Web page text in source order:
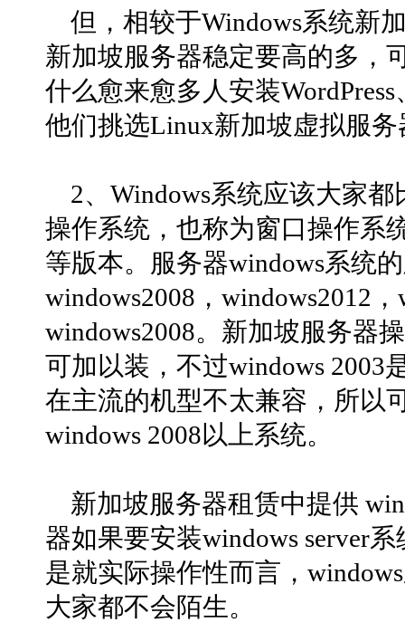
但，相较于Windows系统新
新加坡服务器稳定要高的多，
什么愈来愈多人安装
他们挑选Linux新加坡虚拟服
2、Windows系统应该大家
操作系统，也称为窗口操作系
等版本。服务器windows系统
windows2008，windows2012
windows2008。新加坡服务器
可加以装，不过windows 2003
在主流的机型不太兼容，所以
windows 2008以上系统。
新加坡服务器租赁中提供
器如果要安装windows server
是就实际操作性而言，
大家都不会陌生。